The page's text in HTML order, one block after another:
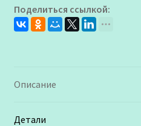
Поделиться ссылкой:
Описание
Детали